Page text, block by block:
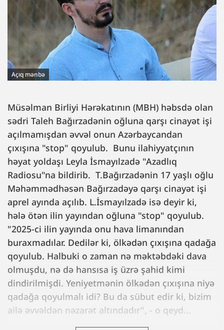
Açıq mənbə
Müsəlman Birliyi Hərəkatının (MBH) həbsdə olan
sədri Taleh Bağırzadənin oğluna qarşı cinayət işi
açılmamışdan əvvəl onun Azərbaycandan
çıxışına "stop" qoyulub. Bunu ilahiyyatçının
həyat yoldaşı Leyla İsmayılzadə "Azadlıq
Radiosu"na bildirib. T.Bağırzadənin 17 yaşlı oğlu
Məhəmmədhəsən Bağırzadəyə qarşı cinayət işi
aprel ayında açılıb. L.İsmayılzadə isə deyir ki,
hələ ötən ilin yayından oğluna "stop" qoyulub.
"2025-ci ilin yayında onu hava limanından
buraxmadılar. Dedilər ki, ölkədən çıxışına qadağa
qoyulub. Halbuki o zaman nə məktəbdəki dava
olmuşdu, nə də hansısa iş üzrə şahid kimi
dindirilmişdi. Yeniyetmənin ölkədən çıxışına niyə
qadağa qoyulmalı idi? Bu da sübut edir ki, bizim
ailə əvvəldən nəzarət altındadır", - o qeyd...